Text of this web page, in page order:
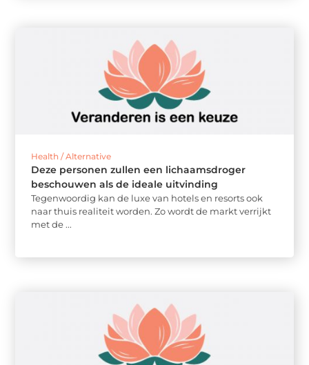
Health / Alternative
Deze personen zullen een lichaamsdroger
beschouwen als de ideale uitvinding
Tegenwoordig kan de luxe van hotels en resorts ook
naar thuis realiteit worden. Zo wordt de markt verrijkt
met de ...